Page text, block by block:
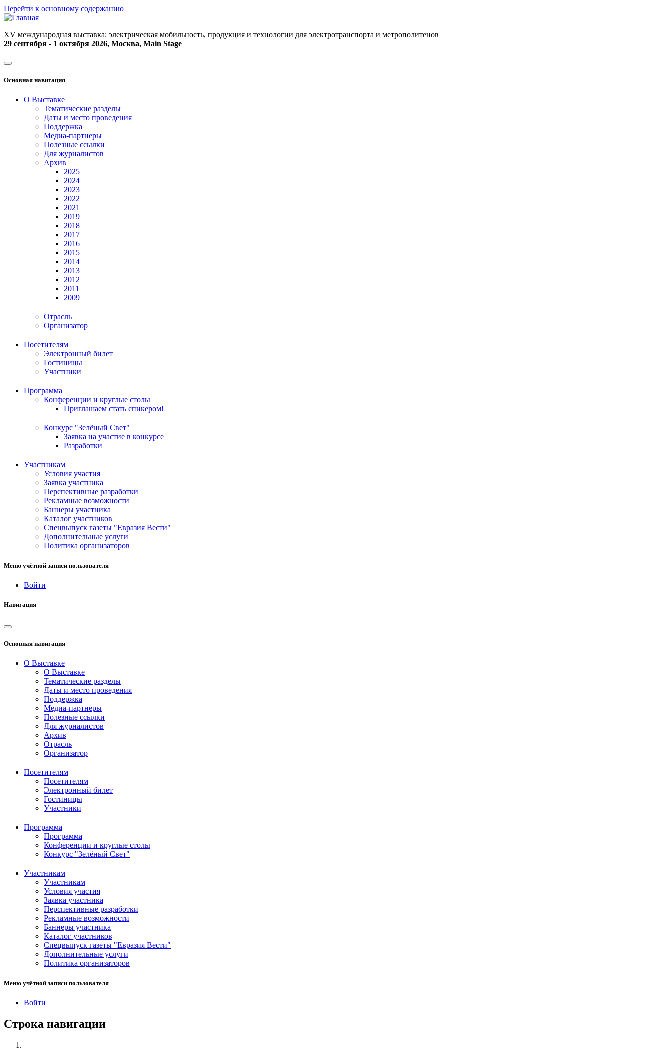
Перейти к основному содержанию
XV международная выставка: электрическая мобильность, продукция и технологии для электротранспорта и метрополитенов
29 сентября - 1 октября 2026, Москва, Main Stage
Основная навигация
О Выставке
Тематические разделы
Даты и место проведения
Поддержка
Медиа-партнеры
Полезные ссылки
Для журналистов
Архив
2025
2024
2023
2022
2021
2019
2018
2017
2016
2015
2014
2013
2012
2011
2009
Отрасль
Организатор
Посетителям
Электронный билет
Гостиницы
Участники
Программа
Конференции и круглые столы
Приглашаем стать спикером!
Конкурс "Зелёный Свет"
Заявка на участие в конкурсе
Разработки
Участникам
Условия участия
Заявка участника
Перспективные разработки
Рекламные возможности
Баннеры участника
Каталог участников
Спецвыпуск газеты "Евразия Вести"
Дополнительные услуги
Политика организаторов
Меню учётной записи пользователя
Войти
Навигация
Основная навигация
О Выставке
О Выставке
Тематические разделы
Даты и место проведения
Поддержка
Медиа-партнеры
Полезные ссылки
Для журналистов
Архив
Отрасль
Организатор
Посетителям
Посетителям
Электронный билет
Гостиницы
Участники
Программа
Программа
Конференции и круглые столы
Конкурс "Зелёный Свет"
Участникам
Участникам
Условия участия
Заявка участника
Перспективные разработки
Рекламные возможности
Баннеры участника
Каталог участников
Спецвыпуск газеты "Евразия Вести"
Дополнительные услуги
Политика организаторов
Меню учётной записи пользователя
Войти
Строка навигации